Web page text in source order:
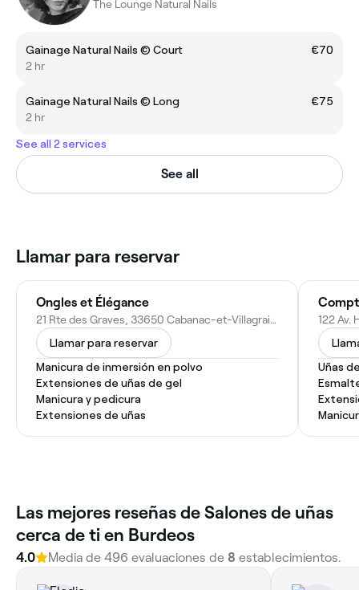
The Lounge Natural Nails
Gainage Natural Nails ©️ Court
€70
2 hr
Gainage Natural Nails ©️ Long
€75
2 hr
See all 2 services
See all
Llamar para reservar
Ongles et Élégance
21 Rte des Graves, 33650 Cabanac-et-Villagrains, France
Llamar para reservar
Manicura de inmersión en polvo
Extensiones de uñas de gel
Manicura y pedicura
Extensiones de uñas
122 Av.
Uñas
Las mejores reseñas de Salones de uñas
cerca de ti en Burdeos
4.0 Media de 496 evaluaciones de 8 establecimientos.